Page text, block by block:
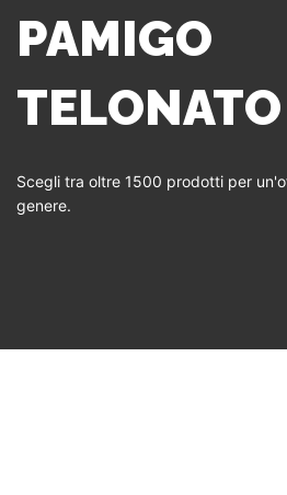
PAMIGO
TELONATO
Scegli tra oltre 1500 prodotti per
genere.